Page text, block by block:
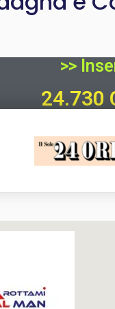
>>
24.730